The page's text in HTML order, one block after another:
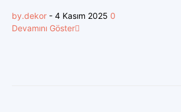
by.dekor - 4 Kasım 2025 0
Devamını Göster